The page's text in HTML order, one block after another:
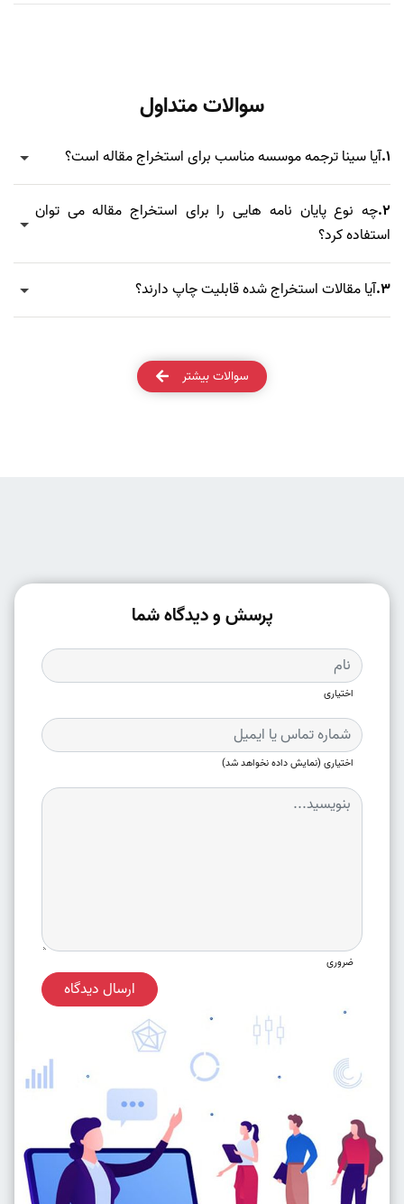
سوالات متداول
1.آیا سینا ترجمه موسسه مناسب برای استخراج مقاله است؟
2.چه نوع پایان نامه هایی را برای استخراج مقاله می توان
استفاده کرد؟
3.آیا مقالات استخراج شده قابلیت چاپ دارند؟
سوالات بیشتر
پرسش و دیدگاه شما
اختیاری
اختیاری (نمایش داده نخواهد شد)
ضروری
ارسال دیدگاه